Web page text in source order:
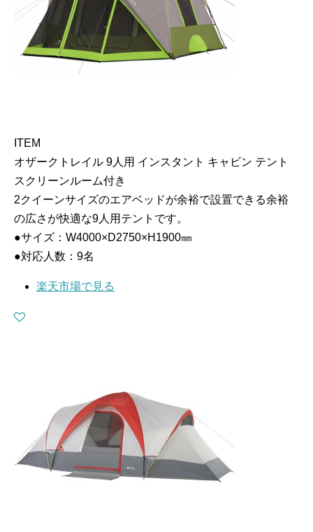
ITEM
オザークトレイル 9人用 インスタント キャビン テント
スクリーンルーム付き
2クイーンサイズのエアベッドが余裕で設置できる余裕
の広さが快適な9人用テントです。
●サイズ：W4000×D2750×H1900㎜
●対応人数：9名
楽天市場で見る